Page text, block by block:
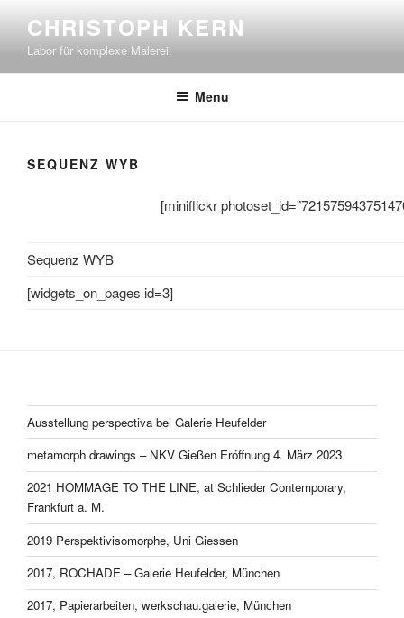
content
CHRISTOPH KERN
Labor für komplexe Malerei.
Menu
SEQUENZ WYB
[miniflickr
Sequenz WYB
[widgets_on_pages id=3]
Ausstellung perspectiva bei Galerie Heufelder
metamorph drawings – NKV Gießen Eröffnung 4. März 2023
2021 HOMMAGE TO THE LINE, at Schlieder Contemporary,
Frankfurt a. M.
2019 Perspektivisomorphe, Uni Giessen
2017, ROCHADE – Galerie Heufelder, München
2017, Papierarbeiten, werkschau.galerie, München